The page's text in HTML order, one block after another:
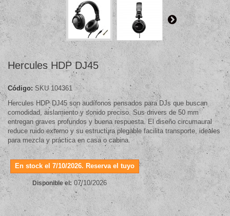
Hercules HDP DJ45
Código: SKU 104361
Hercules HDP DJ45 son audífonos pensados para DJs que buscan
comodidad, aislamiento y sonido preciso. Sus drivers de 50 mm
entregan graves profundos y buena respuesta. El diseño circumaural
reduce ruido externo y su estructura plegable facilita transporte, ideales
para mezcla y práctica en casa o cabina.
En stock el 7/10/2026. Reserva el tuyo
Disponible el: 07/10/2026